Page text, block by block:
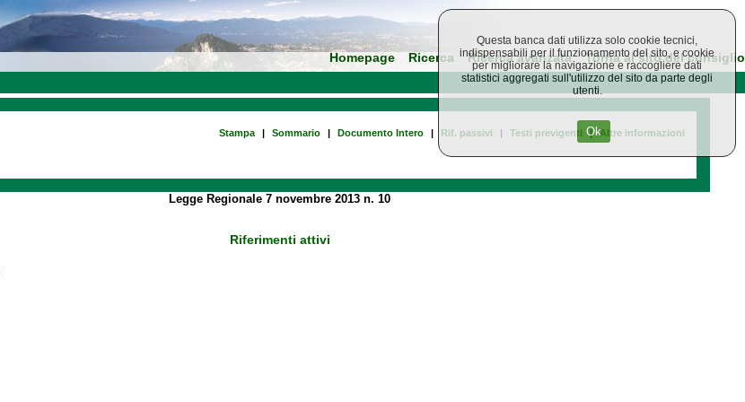
Homepage Ricerca Ricerca avanzata Torna al sito del consiglio
Stampa | Sommario | Documento Intero | Rif. passivi | Testi previgenti | Altre informazioni
Legge Regionale 7 novembre 2013 n. 10
Riferimenti attivi
Questa banca dati utilizza solo cookie tecnici,
indispensabili per il funzionamento del sito, e cookie
per migliorare la navigazione e raccogliere dati
statistici aggregati sull'utilizzo del sito da parte degli
utenti.
Ok